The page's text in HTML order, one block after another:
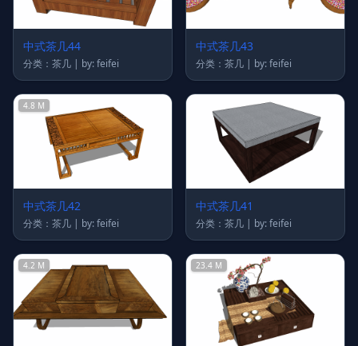
中式茶几44
分类：茶几 | by: feifei
中式茶几43
分类：茶几 | by: feifei
4.8 M
中式茶几42
分类：茶几 | by: feifei
中式茶几41
分类：茶几 | by: feifei
4.2 M 23.4 M